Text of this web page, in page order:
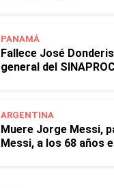
PANAMÁ
Fallece José
general del SINAPROC
ARGENTINA
Muere Jorge Messi,
Messi, a los 68 años